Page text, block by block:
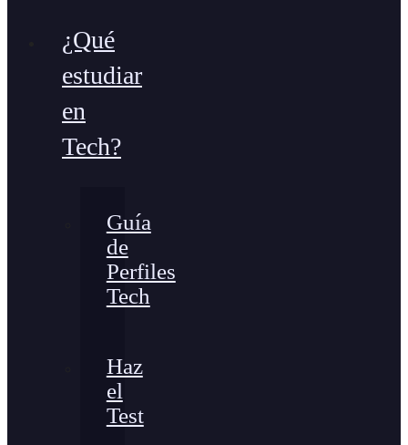
¿Qué
estudiar
en
Tech?
Guía
de
Perfiles
Tech
Haz
el
Test